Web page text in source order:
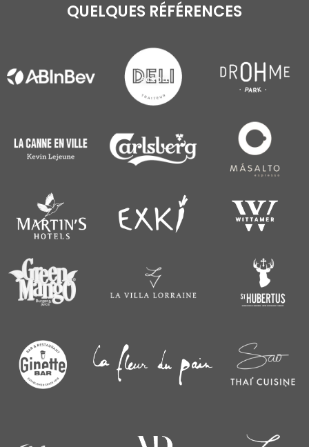
SCROLL
QUELQUES RÉFÉRENCES